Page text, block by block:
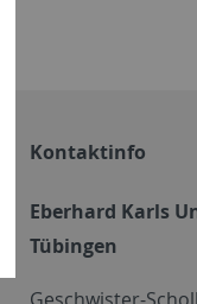
Kontaktinfo
Eberhard Karls
Tübingen